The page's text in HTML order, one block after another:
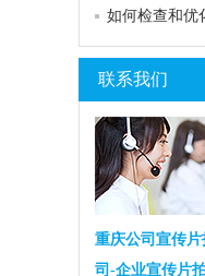
如何检查和优
联系我们
重庆公司宣传
司-企业宣传片